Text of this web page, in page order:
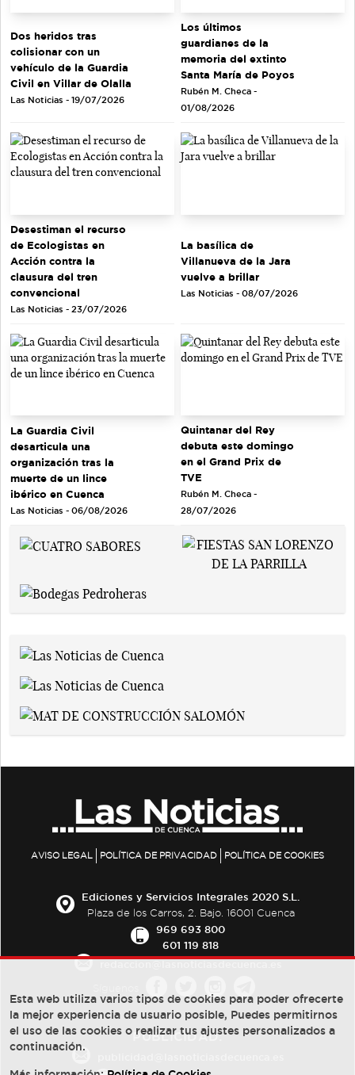
Dos heridos tras
colisionar con un
vehículo de la Guardia
Civil en Villar de Olalla
Las Noticias - 19/07/2026
Los últimos
guardianes de la
memoria del extinto
Santa María de Poyos
Rubén M. Checa -
01/08/2026
Desestiman el recurso
de Ecologistas en
Acción contra la
clausura del tren
convencional
Las Noticias - 23/07/2026
La basílica de
Villanueva de la Jara
vuelve a brillar
Las Noticias - 08/07/2026
La Guardia Civil
desarticula una
organización tras la
muerte de un lince
ibérico en Cuenca
Las Noticias - 06/08/2026
Quintanar del Rey
debuta este domingo
en el Grand Prix de
TVE
Rubén M. Checa -
28/07/2026
AVISO LEGAL POLÍTICA DE PRIVACIDAD POLÍTICA DE COOKIES
Ediciones y Servicios Integrales 2020 S.L.
Plaza de los Carros, 2. Bajo. 16001 Cuenca
969 693 800
601 119 818
PUBLICIDAD:
Esta web utiliza varios tipos de cookies para poder ofrecerte
la mejor experiencia de usuario posible, Puedes permitirnos
el uso de las cookies o realizar tus ajustes personalizados a
continuación.